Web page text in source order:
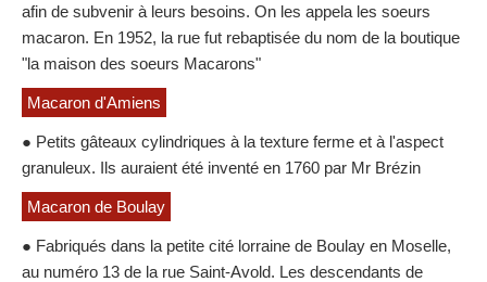
afin de subvenir à leurs besoins. On les appela les soeurs
macaron. En 1952, la rue fut rebaptisée du nom de la boutique
"la maison des soeurs Macarons"
Macaron d'Amiens
● Petits gâteaux cylindriques à la texture ferme et à l'aspect
granuleux. Ils auraient été inventé en 1760 par Mr Brézin
Macaron de Boulay
● Fabriqués dans la petite cité lorraine de Boulay en Moselle,
au numéro 13 de la rue Saint-Avold. Les descendants de